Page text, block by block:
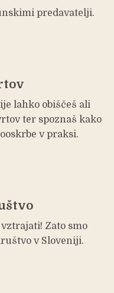
predavatelji.
lahko obiščeš ali
ter spoznaš kako
v praksi.
Zato smo
v Sloveniji.